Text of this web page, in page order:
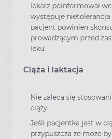
lekarz poinformował
występuje
pacjent powinien
prowadzącym przed
leku.
Ciąża i laktacja
Nie zaleca się
ciąży.
Jeśli pacjentka jest w
przypuszcza że może